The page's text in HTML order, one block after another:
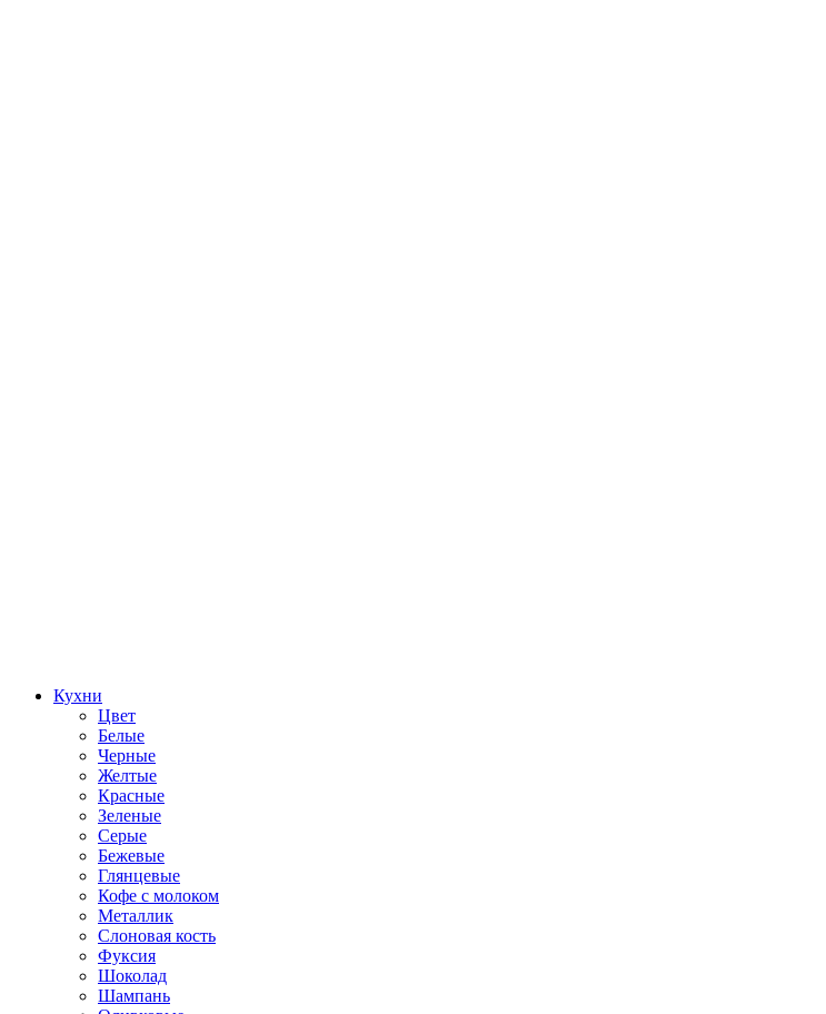
Кухни
Цвет
Белые
Черные
Желтые
Красные
Зеленые
Серые
Бежевые
Глянцевые
Кофе с молоком
Металлик
Слоновая кость
Фуксия
Шоколад
Шампань